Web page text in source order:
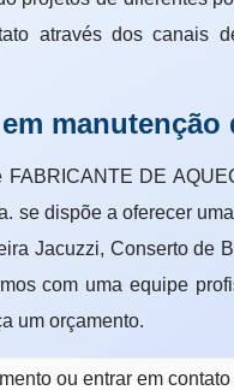
através dos canais
FABRICANTE DE
se dispõe a oferecer
Jacuzzi, Conserto de
com uma equipe
um orçamento.
ou entrar em